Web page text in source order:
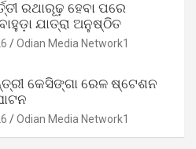
ରଥାରୂଢ଼ ହେବା ପରେ
ଯାତ୍ରା ଅନୁଷ୍ଠିତ
Odian Media Network1
କେସିଙ୍ଗା ରେଳ ଷ୍ଟେଶନ
Odian Media Network1